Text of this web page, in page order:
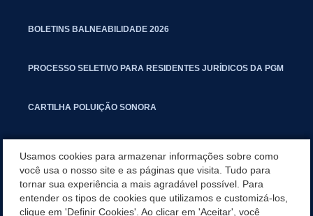
BOLETINS BALNEABILIDADE 2026
PROCESSO SELETIVO PARA RESIDENTES JURÍDICOS DA PGM
CARTILHA POLUIÇÃO SONORA
TURMINHA DO LAGO
Usamos cookies para armazenar informações sobre como
você usa o nosso site e as páginas que visita. Tudo para
tornar sua experiência a mais agradável possível. Para
entender os tipos de cookies que utilizamos e customizá-los,
clique em 'Definir Cookies'. Ao clicar em 'Aceitar', você